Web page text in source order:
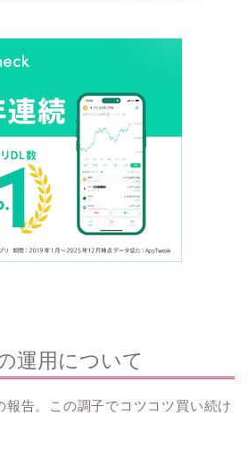
運用について
報告。この調子でコツコツ買い続け